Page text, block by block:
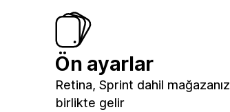
Ön ayarlar
Retina, Sprint dahil
birlikte gelir